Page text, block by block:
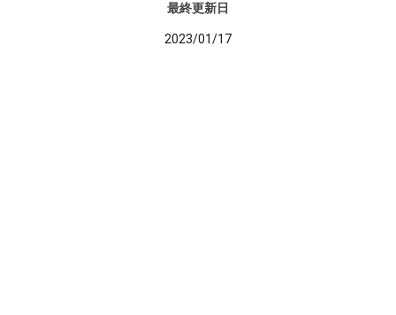
最終更新日
2023/01/17